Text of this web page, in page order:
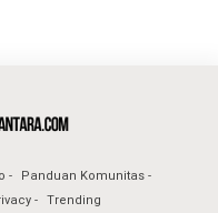
Panduan Komunitas
Trending